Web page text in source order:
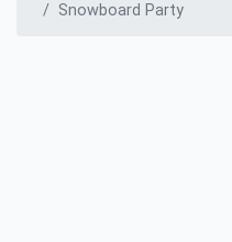
Snowboard Party